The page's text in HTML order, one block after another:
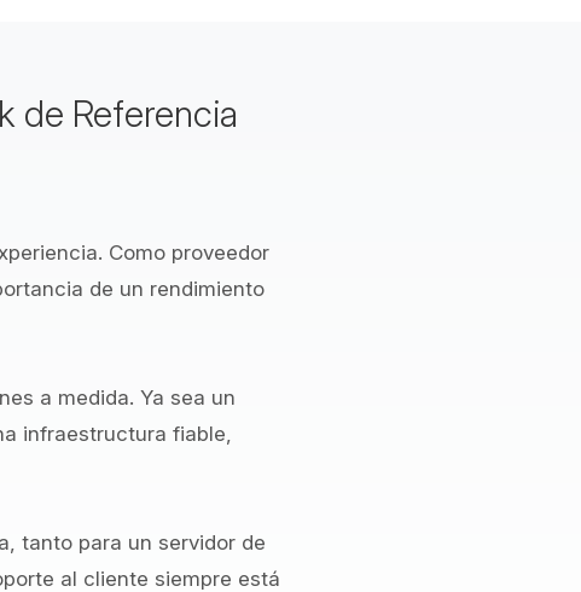
de Referencia
Como proveedor
de un rendimiento
a medida. Ya sea un
infraestructura fiable,
tanto para un servidor de
al cliente siempre está